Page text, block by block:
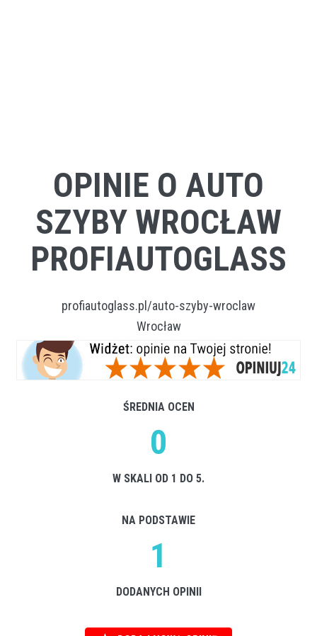
OPINIE O AUTO
SZYBY WROCŁAW
PROFIAUTOGLASS
profiautoglass.pl/auto-szyby-wroclaw
Wrocław
ŚREDNIA OCEN
0
W SKALI OD 1 DO 5.
NA PODSTAWIE
1
DODANYCH OPINII